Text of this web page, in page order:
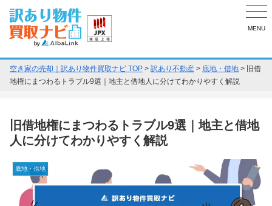
MENU
空き家の売却｜訳あり物件買取ナビ TOP > 訳あり不動産 > 底地・借地 > 旧借
地権にまつわるトラブル9選｜地主と借地人に分けてわかりやすく解説
旧借地権にまつわるトラブル9選｜地主と借地
人に分けてわかりやすく解説
底地・借地